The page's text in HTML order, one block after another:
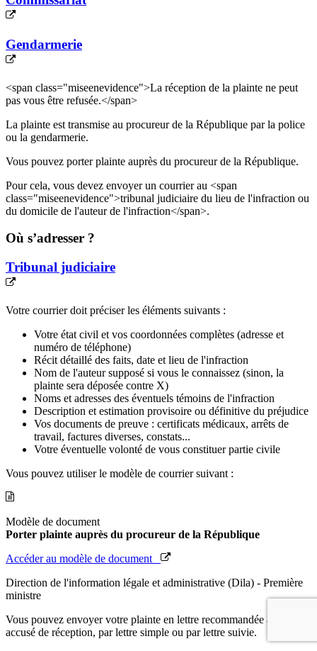
Gendarmerie
<span class="miseenevidence">La réception de la plainte ne peut
pas vous être refusée.</span>
La plainte est transmise au procureur de la République par la police
ou la gendarmerie.
Vous pouvez porter plainte auprès du procureur de la République.
Pour cela, vous devez envoyer un courrier au <span
class="miseenevidence">tribunal judiciaire du lieu de l'infraction ou
du domicile de l'auteur de l'infraction</span>.
Où s’adresser ?
Tribunal judiciaire
Votre courrier doit préciser les éléments suivants :
Votre état civil et vos coordonnées complètes (adresse et
numéro de téléphone)
Récit détaillé des faits, date et lieu de l'infraction
Nom de l'auteur supposé si vous le connaissez (sinon, la
plainte sera déposée contre X)
Noms et adresses des éventuels témoins de l'infraction
Description et estimation provisoire ou définitive du préjudice
Vos documents de preuve : certificats médicaux, arrêts de
travail, factures diverses, constats...
Votre éventuelle volonté de vous constituer partie civile
Vous pouvez utiliser le modèle de courrier suivant :
Modèle de document
Porter plainte auprès du procureur de la République
Accéder au modèle de document
Direction de l'information légale et administrative (Dila) - Première
ministre
Vous pouvez envoyer votre plainte en lettre recommandée avec
accusé de réception, par lettre simple ou par lettre suivie.